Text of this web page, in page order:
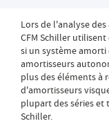
Lors de l'analyse
CFM Schiller
si un système amorti
amortisseurs
plus des éléments à
d'amortisseurs
plupart des séries et
Schiller.